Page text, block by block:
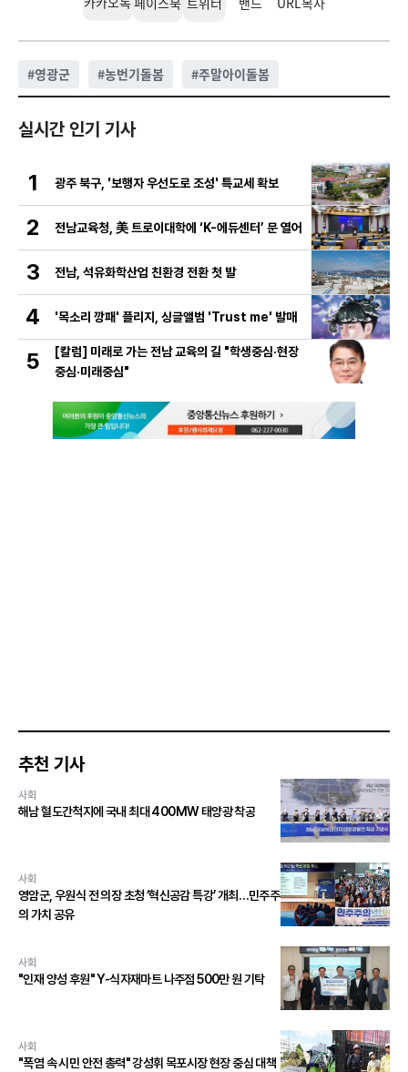
#영광군 #농번기돌봄 #주말아이돌봄
실시간 인기 기사
1 광주 북구, '보행자 우선도로 조성' 특교세 확보
2 전남교육청, 美 트로이대학에 ‘K-에듀센터’ 문 열어
3 전남, 석유화학산업 친환경 전환 첫 발
4 '목소리 깡패' 플리지, 싱글앨범 'Trust me' 발매
5
[칼럼] 미래로 가는 전남 교육의 길 "학생중심·현장
중심·미래중심"
추천 기사
사회
해남 혈도간척지에 국내 최대 400MW 태양광 착공
사회
영암군, 우원식 전 의장 초청 ‘혁신공감 특강’ 개최…민주주
의 가치 공유
사회
"인재 양성 후원" Y-식자재마트 나주점 500만 원 기탁
사회
"폭염 속 시민 안전 총력" 강성휘 목포시장 현장 중심 대책